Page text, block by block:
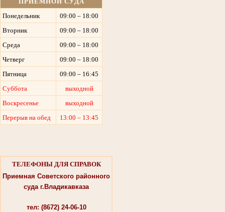
Понедельник
09:00 – 18:00
Вторник
09:00 – 18:00
Среда
09:00 – 18:00
Четверг
09:00 – 18:00
Пятница
09:00 – 16:45
Суббота
выходной
Воскресенье
выходной
Перерыв на обед
13:00 – 13:45
ТЕЛЕФОНЫ ДЛЯ СПРАВОК
Приемная Советского районного
суда г.Владикавказа
тел: (8672) 24-06-10